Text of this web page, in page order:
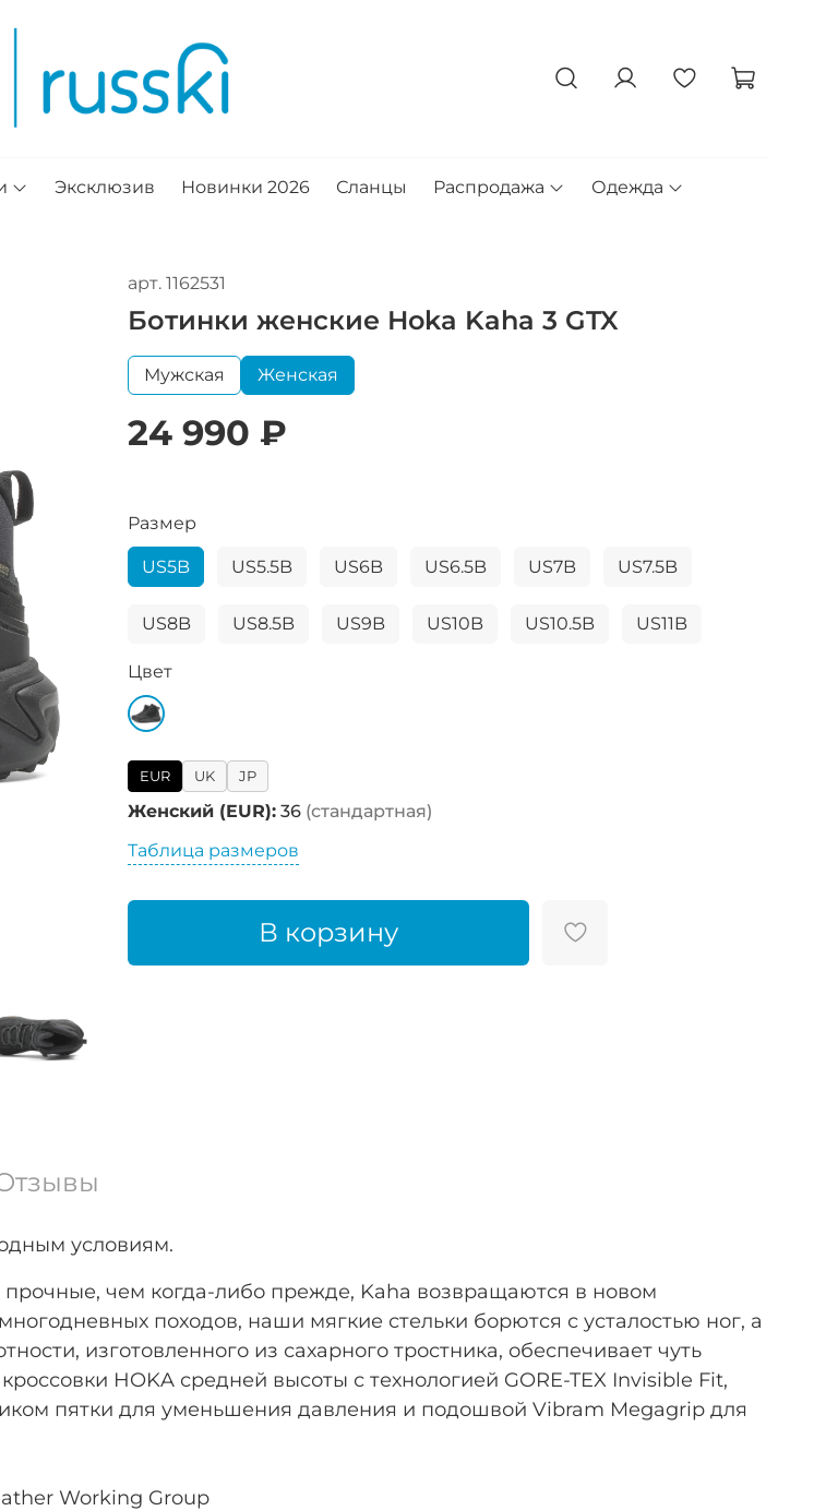
Эксклюзив Новинки 2026 Сланцы Распродажа Одежда
арт. 1162531
Ботинки женские Hoka Kaha 3 GTX
Мужская Женская
24 990 ₽
Таблица размеров
В корзину
Размер
US5B US5.5B US6B US6.5B US7B US7.5B
US8B US8.5B US9B US10B US10.5B US11B
Цвет
EUR UK JP
Женский (EUR): 36 (стандартная)
условиям.
чем когда-либо прежде, Kaha возвращаются в новом
походов, наши мягкие стельки борются с усталостью ног, а
изготовленного из сахарного тростника, обеспечивает чуть
HOKA средней высоты с технологией GORE-TEX Invisible Fit,
пятки для уменьшения давления и подошвой Vibram Megagrip для
Working Group